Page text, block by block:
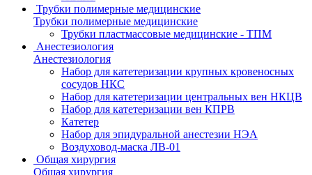
Трубки полимерные медицинские
Трубки полимерные медицинские
Трубки пластмассовые медицинские - ТПМ
Анестезиология
Анестезиология
Набор для катетеризации крупных кровеносных
сосудов НКС
Набор для катетеризации центральных вен НКЦВ
Набор для катетеризации вен КПРВ
Катетер
Набор для эпидуральной анестезии НЭА
Воздуховод-маска ЛВ-01
Общая хирургия
Общая хирургия